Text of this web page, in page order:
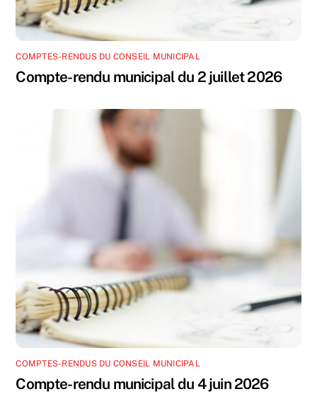
COMPTES-RENDUS DU CONSEIL MUNICIPAL
Compte-rendu municipal du 2 juillet 2026
COMPTES-RENDUS DU CONSEIL MUNICIPAL
Compte-rendu municipal du 4 juin 2026